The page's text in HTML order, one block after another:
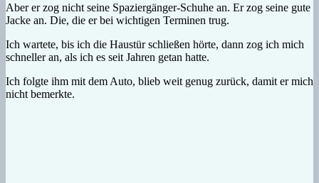
Aber er zog nicht seine Spaziergänger-Schuhe an. Er zog seine gute
Jacke an. Die, die er bei wichtigen Terminen trug.
Ich wartete, bis ich die Haustür schließen hörte, dann zog ich mich
schneller an, als ich es seit Jahren getan hatte.
Ich folgte ihm mit dem Auto, blieb weit genug zurück, damit er mich
nicht bemerkte.